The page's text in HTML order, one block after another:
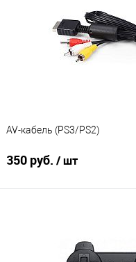
AV-кабель (PS3/PS2)
350 руб. / шт
Купить в 1 клик